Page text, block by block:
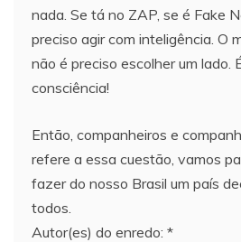
nada. Se tá no ZAP, se é Fake
preciso agir com inteligência. O
não é preciso escolher um lado.
consciência!
Então, companheiros e
refere a essa cuestão, vamos
fazer do nosso Brasil um país
todos.
Autor(es) do enredo: *